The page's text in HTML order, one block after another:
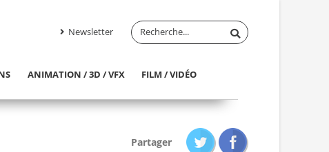
Newsletter
ANIMATION / 3D / VFX FILM / VIDÉO
Partager